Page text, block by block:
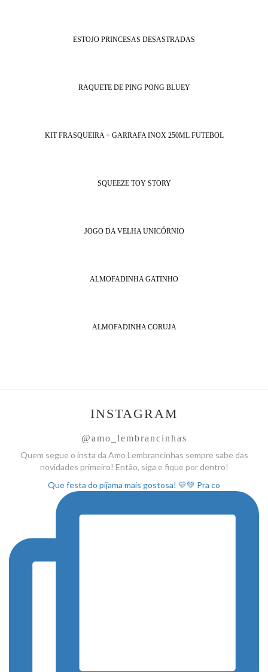
ESTOJO PRINCESAS DESASTRADAS
RAQUETE DE PING PONG BLUEY
KIT FRASQUEIRA + GARRAFA INOX 250ML FUTEBOL
SQUEEZE TOY STORY
JOGO DA VELHA UNICÓRNIO
ALMOFADINHA GATINHO
ALMOFADINHA CORUJA
INSTAGRAM
@amo_lembrancinhas
Quem segue o insta da Amo Lembrancinhas sempre sabe das
novidades primeiro! Então, siga e fique por dentro!
Que festa do pijama mais gostosa! 💛💚 Pra co